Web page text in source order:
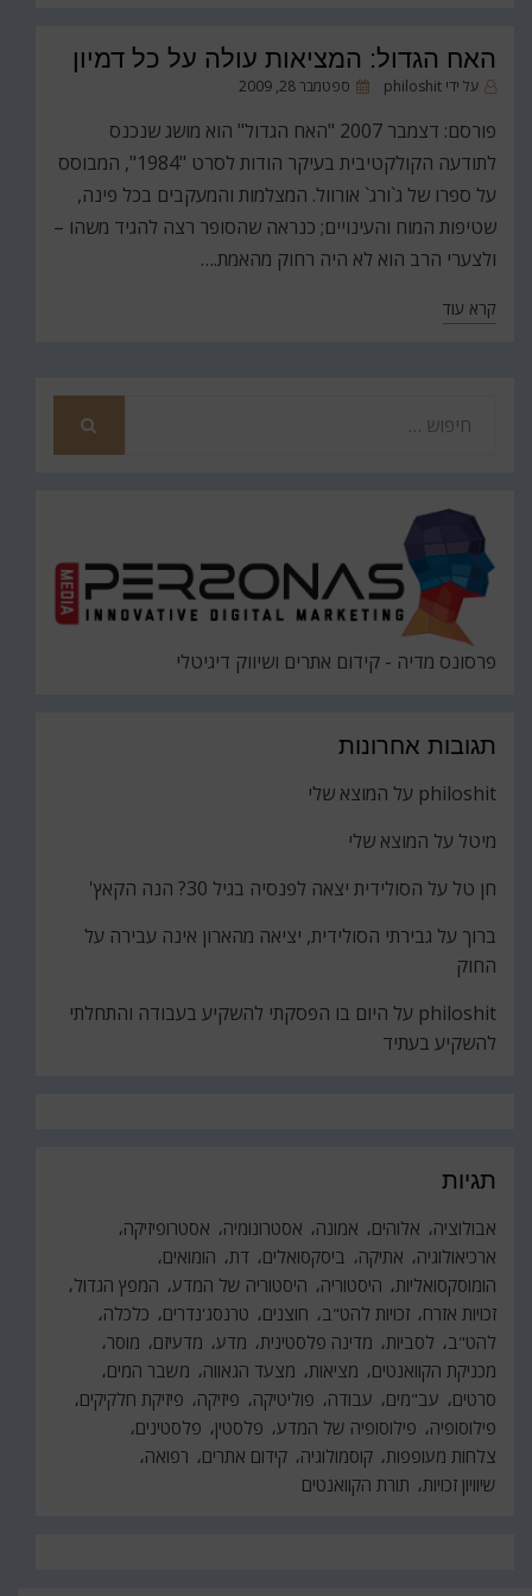
האח הגדול: המציאות עולה על כל דמיון
על ידי philoshit
פורסםספטמבר 28, 2009
פורסם: דצמבר 2007 "האח הגדול" הוא מושג שנכנס
לתודעה הקולקטיבית בעיקר הודות לסרט "1984", המבוסס
על ספרו של ג`ורג` אורוול. המצלמות והמעקבים בכל פינה,
שטיפות המוח והעינויים; כנראה שהסופר רצה להגיד משהו –
ולצערי הרב הוא לא היה רחוק מהאמת.…
קרא עוד
פרסונס מדיה - קידום אתרים ושיווק דיגיטלי
תגובות אחרונות
philoshit על המוצא שלי
מיטל על המוצא שלי
חן טל על הסולידית יצאה לפנסיה בגיל 30? הנה הקאץ'
ברוך על גבירתי הסולידית, יציאה מהארון אינה עבירה על
החוק
philoshit על היום בו הפסקתי להשקיע בעבודה והתחלתי
להשקיע בעתיד
תגיות
אבולוציה אלוהים אמונה אסטרונומיה
אסטרופיזיקה
ארכיאולוגיה
אתיקה ביסקסואלים דת הומואים
הומוסקסואליות היסטוריה היסטוריה של המדע המפץ הגדול
זכויות אזרח זכויות להט"ב חוצנים טרנסג'נדרים
כלכלה
להט"ב
לסביות מדינה פלסטינית מדע מדעיזם
מוסר
מכניקת הקוואנטים
מציאות מצעד הגאווה
משבר המים
סרטים
עב"מים עבודה פוליטיקה פיזיקה
פיזיקת חלקיקים
פילוסופיה
פילוסופיה של המדע פלסטין פלסטינים
צלחות מעופפות קוסמולוגיה קידום אתרים
רפואה
שיוויון זכויות תורת הקוואנטים